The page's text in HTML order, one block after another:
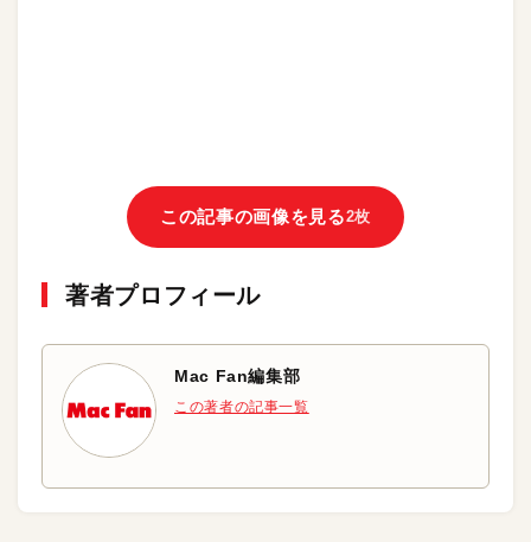
この記事の画像を見る2枚
著者プロフィール
Mac Fan編集部
この著者の記事一覧